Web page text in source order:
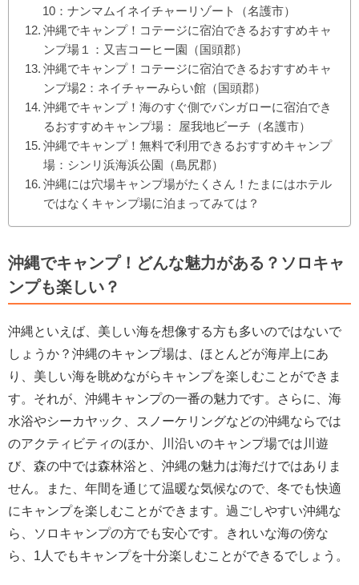
10：ナンマムイネイチャーリゾート（名護市）
沖縄でキャンプ！コテージに宿泊できるおすすめキャ
ンプ場１：又吉コーヒー園（国頭郡）
沖縄でキャンプ！コテージに宿泊できるおすすめキャ
ンプ場2：ネイチャーみらい館（国頭郡）
沖縄でキャンプ！海のすぐ側でバンガローに宿泊でき
るおすすめキャンプ場： 屋我地ビーチ（名護市）
沖縄でキャンプ！無料で利用できるおすすめキャンプ
場：シンリ浜海浜公園（島尻郡）
沖縄には穴場キャンプ場がたくさん！たまにはホテル
ではなくキャンプ場に泊まってみては？
沖縄でキャンプ！どんな魅力がある？ソロキャ
ンプも楽しい？
沖縄といえば、美しい海を想像する方も多いのではないで
しょうか？沖縄のキャンプ場は、ほとんどが海岸上にあ
り、美しい海を眺めながらキャンプを楽しむことができま
す。それが、沖縄キャンプの一番の魅力です。さらに、海
水浴やシーカヤック、スノーケリングなどの沖縄ならでは
のアクティビティのほか、川沿いのキャンプ場では川遊
び、森の中では森林浴と、沖縄の魅力は海だけではありま
せん。また、年間を通じて温暖な気候なので、冬でも快適
にキャンプを楽しむことができます。過ごしやすい沖縄な
ら、ソロキャンプの方でも安心です。きれいな海の傍な
ら、1人でもキャンプを十分楽しむことができるでしょう。